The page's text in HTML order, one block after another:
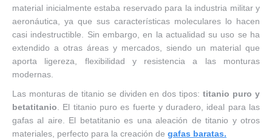
material inicialmente estaba reservado para la industria militar y
aeronáutica, ya que sus características moleculares lo hacen
casi indestructible. Sin embargo, en la actualidad su uso se ha
extendido a otras áreas y mercados, siendo un material que
aporta ligereza, flexibilidad y resistencia a las monturas
modernas.
Las monturas de titanio se dividen en dos tipos: titanio puro y
betatitanio . El titanio puro es fuerte y duradero, ideal para las
gafas al aire. El betatitanio es una aleación de titanio y otros
materiales, perfecto para la creación de gafas baratas.